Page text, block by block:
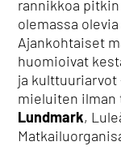
rannikkoa pitkin
olemassa
Ajankohtaiset
huomioivat
ja kulttuuriarvot
mieluiten ilman
Lundmark,